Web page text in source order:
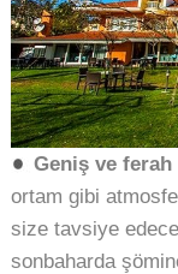
Geniş ve ferah
ortam gibi
size tavsiye
sonbaharda